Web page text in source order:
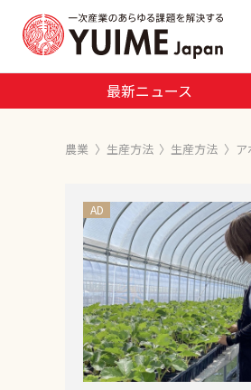
最新ニュース
農業 〉 生産方法 〉 生産方法 〉 ア
AD